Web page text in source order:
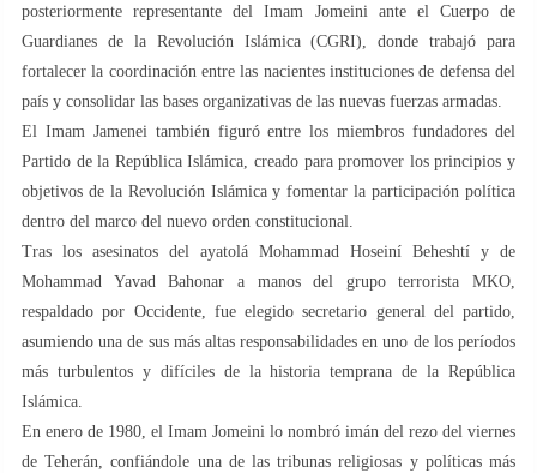
posteriormente representante del Imam Jomeini ante el Cuerpo de
Guardianes de la Revolución Islámica (CGRI), donde trabajó para
fortalecer la coordinación entre las nacientes instituciones de defensa del
país y consolidar las bases organizativas de las nuevas fuerzas armadas.
El Imam Jamenei también figuró entre los miembros fundadores del
Partido de la República Islámica, creado para promover los principios y
objetivos de la Revolución Islámica y fomentar la participación política
dentro del marco del nuevo orden constitucional.
Tras los asesinatos del ayatolá Mohammad Hoseiní Beheshtí y de
Mohammad Yavad Bahonar a manos del grupo terrorista MKO,
respaldado por Occidente, fue elegido secretario general del partido,
asumiendo una de sus más altas responsabilidades en uno de los períodos
más turbulentos y difíciles de la historia temprana de la República
Islámica.
En enero de 1980, el Imam Jomeini lo nombró imán del rezo del viernes
de Teherán, confiándole una de las tribunas religiosas y políticas más